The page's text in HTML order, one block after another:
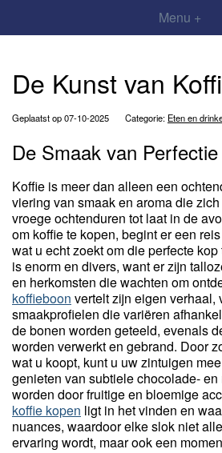
Menu +
De Kunst van
Geplaatst op 07-10-2025 Categorie: Eten en
De Smaak van Perfectie
Koffie is meer dan alleen een
viering van smaak en aroma die
vroege ochtenduren tot laat in de
om koffie te kopen, begint er een
wat u echt zoekt om die perfecte
is enorm en divers, want er zijn
en herkomsten die wachten om
koffieboon vertelt zijn eigen verhaal,
smaakprofielen die variëren
de bonen worden geteeld, evenals
worden verwerkt en gebrand. Door
wat u koopt, kunt u uw zintuigen
genieten van subtiele chocolade-
worden door fruitige en bloemige
koffie kopen ligt in het vinden en
nuances, waardoor elke slok niet
ervaring wordt, maar ook een